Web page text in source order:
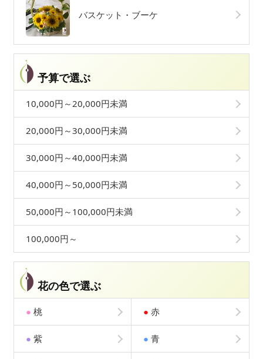
バスケット・ブーケ
予算で選ぶ
10,000円～20,000円未満
20,000円～30,000円未満
30,000円～40,000円未満
40,000円～50,000円未満
50,000円～100,000円未満
100,000円～
花の色で選ぶ
● 桃 ● 赤
● 紫 ● 青